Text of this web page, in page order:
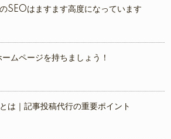
SEOはますます高度になっています
ムページを持ちましょう！
は｜記事投稿代行の重要ポイント